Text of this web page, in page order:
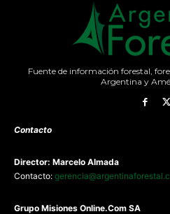
Fuente de información forestal,
Argentina y
Contacto
Director: Marcelo Almada
Contacto:
Grupo Misiones Online.Com SA